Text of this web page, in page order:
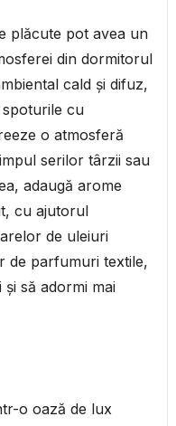
plăcute pot avea un
din dormitorul
cald și difuz,
cu
o atmosferă
serilor târzii sau
adaugă arome
cu ajutorul
de uleiuri
de parfumuri textile,
să adormi mai
o oază de lux